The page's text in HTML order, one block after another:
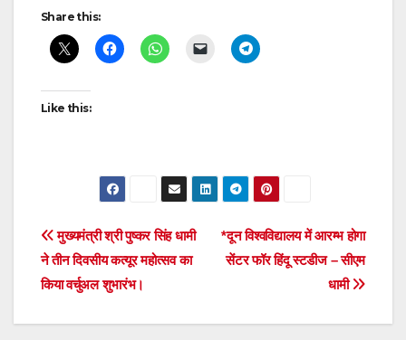
Continue
Reading
Share this:
Like this:
Post
navigation
*दून विश्वविद्यालय में आरम्भ होगा
सेंटर फॉर हिंदू स्टडीज – सीएम
धामी
मुख्यमंत्री श्री पुष्कर सिंह धामी
ने तीन दिवसीय कत्यूर महोत्सव का
किया वर्चुअल शुभारंभ।